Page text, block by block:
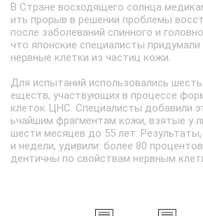
В Стране восходящего солнца
ить прорыв в решении проблемы
после заболеваний спинного и
что японские специалисты
нервные клетки из частиц кожи.
Для испытаний использовались
еществ, участвующих в процессе
клеток ЦНС. Специалисты добавили
ьчайшим фрагментам кожи, взятые у
шести месяцев до 55 лет.
и недели, удивили: более 80
дентичны по свойствам нервным